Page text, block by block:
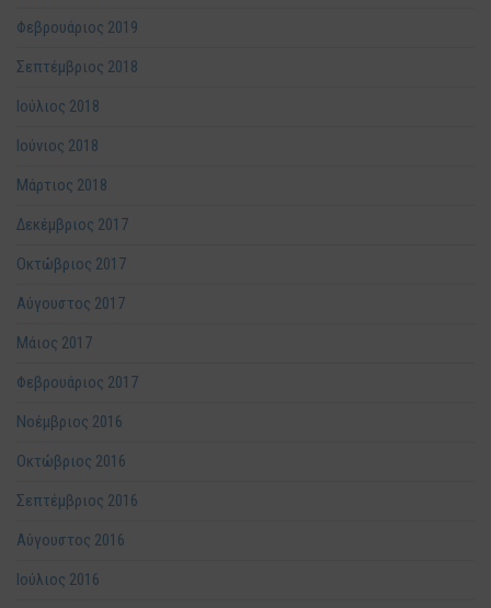
Φεβρουάριος 2019
Σεπτέμβριος 2018
Ιούλιος 2018
Ιούνιος 2018
Μάρτιος 2018
Δεκέμβριος 2017
Οκτώβριος 2017
Αύγουστος 2017
Μάιος 2017
Φεβρουάριος 2017
Νοέμβριος 2016
Οκτώβριος 2016
Σεπτέμβριος 2016
Αύγουστος 2016
Ιούλιος 2016